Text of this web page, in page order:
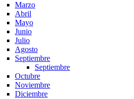
Marzo
Abril
Mayo
Junio
Julio
Agosto
Septiembre
Septiembre
Octubre
Noviembre
Diciembre